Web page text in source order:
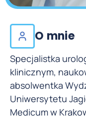
O mnie
Specjalistka
klinicznym,
absolwentka
Uniwersytetu
Medicum w